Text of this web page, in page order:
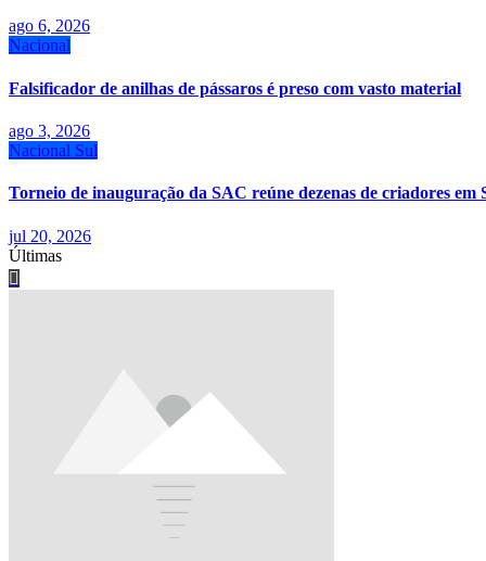
ago 6, 2026
Nacional
Falsificador de anilhas de pássaros é preso com vasto material
ago 3, 2026
Nacional Sul
Torneio de inauguração da SAC reúne dezenas de criadores
jul 20, 2026
Últimas